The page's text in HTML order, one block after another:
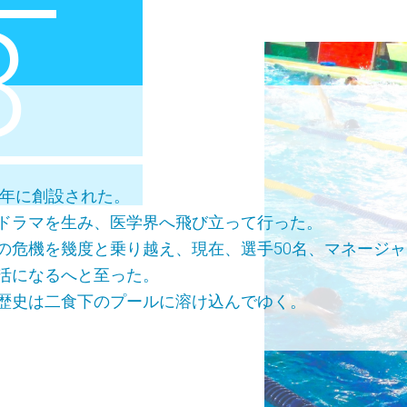
に創設された。
ラマを生み、医学界へ飛び立って行った。
危機を幾度と乗り越え、現在、選手50名、マネージ
になるへと至った。
史は二食下のプールに溶け込んでゆく。